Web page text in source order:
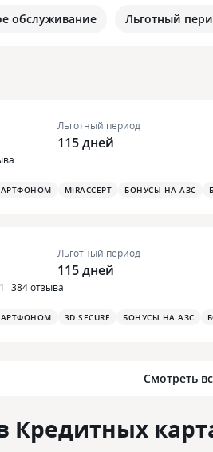
обслуживание Льготный
Льготный период
115 дней
MIRACCEPT БОНУСЫ НА АЗС
384 отзыва
Льготный период
115 дней
3D SECURE БОНУСЫ НА АЗС
Смотреть
Кредитных